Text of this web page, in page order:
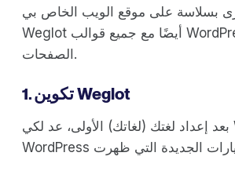
بسلاسة على موقع الويب الخاص بي.
Weglot أيضًا مع جميع قوالب WordPress ومنشئي
الصفحات.
1. تكوين Weglot
بعد إعداد لغتك (لغاتك) الأولى، عد لكي Weglot في